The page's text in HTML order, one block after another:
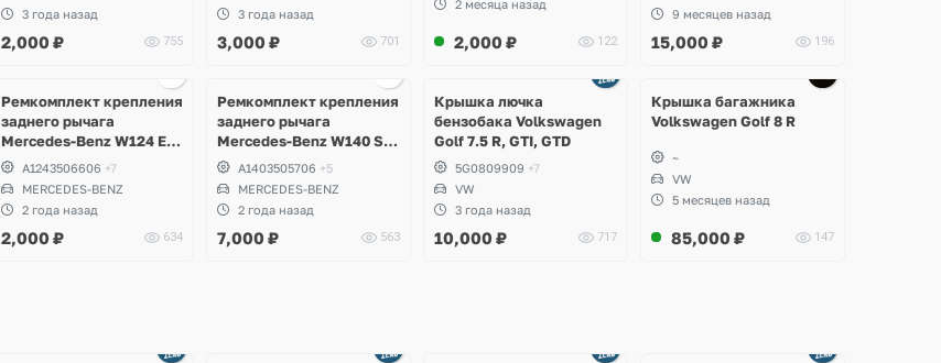
3 года назад
2,000 ₽ 755
3 года назад
3,000 ₽ 701
2 месяца назад
2,000 ₽ 122
9 месяцев назад
15,000 ₽ 196
Ремкомплект крепления
заднего рычага
Mercedes-Benz W124 E-
Klass, W201 190
A1243506606 +7
MERCEDES-BENZ
2 года назад
2,000 ₽ 634
Ремкомплект крепления
заднего рычага
Mercedes-Benz W140 S-
Klass S500
A1403505706 +5
MERCEDES-BENZ
2 года назад
7,000 ₽ 563
Крышка лючка
бензобака Volkswagen
Golf 7.5 R, GTI, GTD
5G0809909 +7
VW
3 года назад
10,000 ₽ 717
Крышка багажника
Volkswagen Golf 8 R
~
VW
5 месяцев назад
85,000 ₽ 147